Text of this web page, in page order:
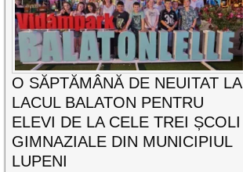
O SĂPTĂMÂNĂ DE NEUITAT LA
LACUL BALATON PENTRU
ELEVI DE LA CELE TREI ȘCOLI
GIMNAZIALE DIN MUNICIPIUL
LUPENI